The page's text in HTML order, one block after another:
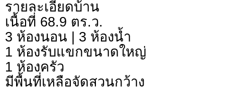
รายละเอียดบ้าน
เนื้อที่ 68.9 ตร.ว.
3 ห้องนอน | 3 ห้องน้ำ
1 ห้องรับแขกขนาดใหญ่
1 ห้องครัว
มีพื้นที่เหลือจัดสวนกว้าง